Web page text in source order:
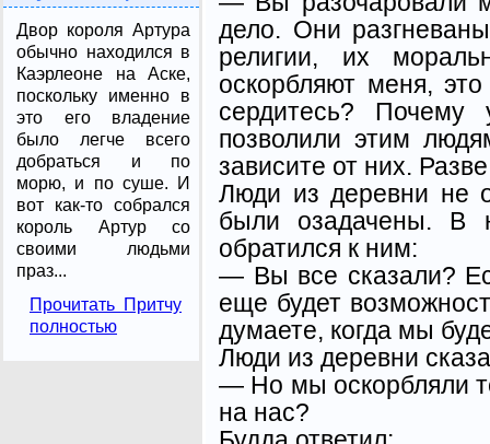
Двор короля Артура
обычно находился в
Каэрлеоне на Аске,
поскольку именно в
это его владение
было легче всего
добраться и по
морю, и по суше. И
вот как-то собрался
король Артур со
своими людьми
праз...
Прочитать Притчу
полностью
дело. Они
ре­лигии, их
оскорбля­ют меня,
сердитесь?
позволили этим
зависите от них.
Люди из деревни не
были озадачены. В
обра­тился к ним:
— Вы все сказали?
еще будет
думаете, когда мы
Люди из деревни
— Но мы оскорбляли
на нас?